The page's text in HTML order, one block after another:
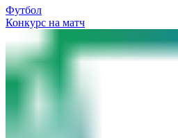
Футбол
Конкурс на матч